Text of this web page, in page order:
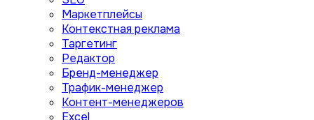
Маркетплейсы
Контекстная реклама
Таргетинг
Редактор
Бренд-менеджер
Трафик-менеджер
Контент-менеджеров
Excel